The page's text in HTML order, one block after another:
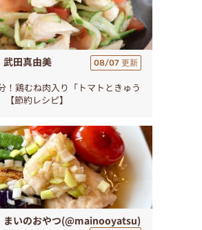
武田真由美 08/07 更新
！鶏むね肉入り「トマトときゅう
【節約レシピ】
まいのおやつ(@mainooyatsu)